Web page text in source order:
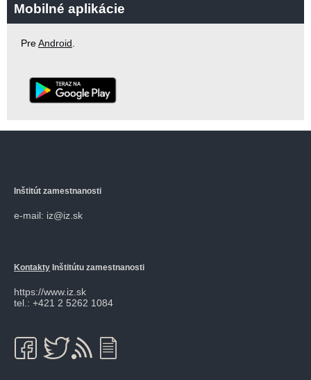
Mobilné aplikácie
PreAndroid
Inštitút zamestnanosti
e-mail: iz@iz.sk
Kontakty Inštitútu zamestnanosti
https://www.iz.sk
tel.: +421 2 5262 1084